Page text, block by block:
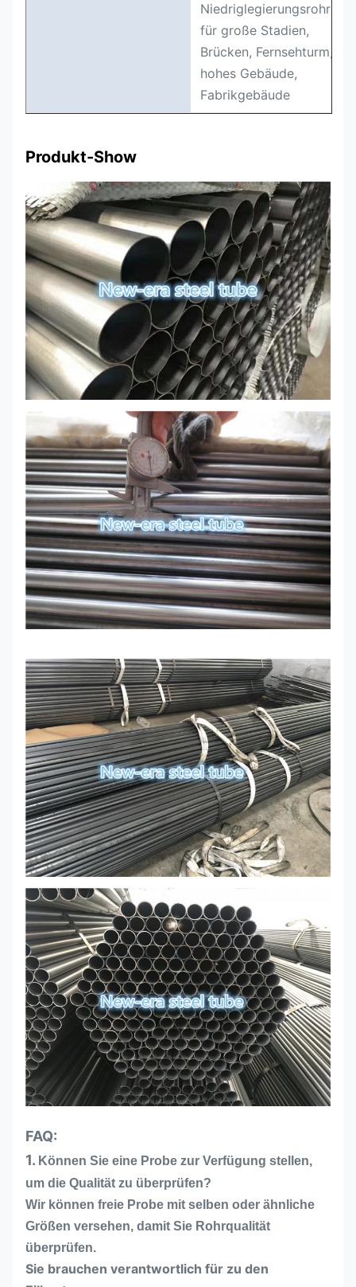
Niedriglegierungsrohr
für große Stadien,
Brücken, Fernsehturm,
hohes Gebäude,
Fabrikgebäude
Produkt-Show
FAQ:
1. Können Sie eine Probe zur Verfügung stellen,
um die Qualität zu überprüfen?
Wir können freie Probe mit selben oder ähnliche
Größen versehen, damit Sie Rohrqualität
überprüfen.
Sie brauchen verantwortlich für zu den